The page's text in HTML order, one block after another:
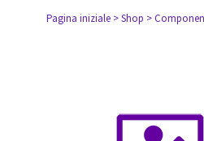
Pagina iniziale > Shop >